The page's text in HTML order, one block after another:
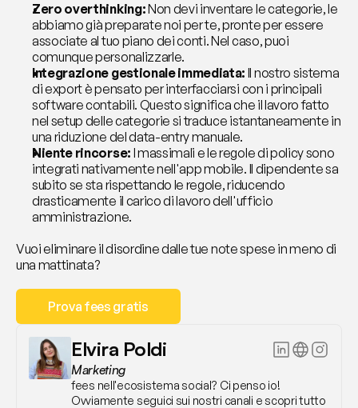
Zero overthinking: Non devi inventare le categorie, le
abbiamo già preparate noi per te, pronte per essere
associate al tuo piano dei conti. Nel caso, puoi
comunque personalizzarle.
Integrazione gestionale immediata: Il nostro sistema
di export è pensato per interfacciarsi con i principali
software contabili. Questo significa che il lavoro fatto
nel setup delle categorie si traduce istantaneamente in
una riduzione del data-entry manuale.
Niente rincorse: I massimali e le regole di policy sono
integrati nativamente nell'app mobile. Il dipendente sa
subito se sta rispettando le regole, riducendo
drasticamente il carico di lavoro dell'ufficio
amministrazione.
Vuoi eliminare il disordine dalle tue note spese in meno di
una mattinata?
Prova fees gratis
Elvira Poldi
Marketing
fees nell'ecosistema social? Ci penso io!
Ovviamente seguici sui nostri canali e scopri tutto